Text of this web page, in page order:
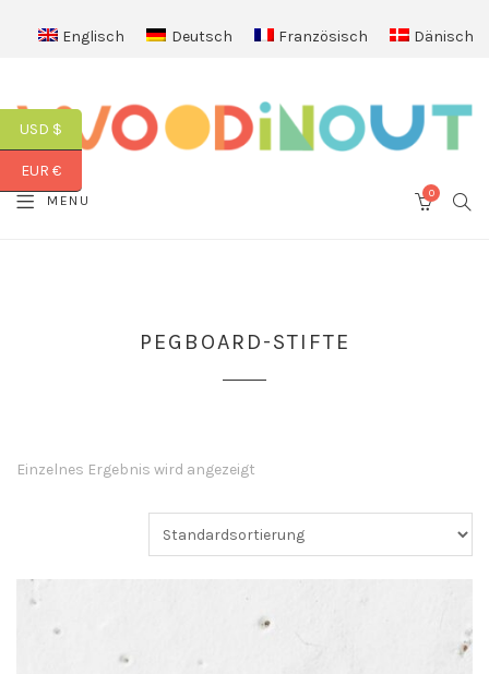
Englisch Deutsch Französisch Dänisch
MENU 0
PEGBOARD-STIFTE
Einzelnes Ergebnis wird angezeigt
USD $
EUR €